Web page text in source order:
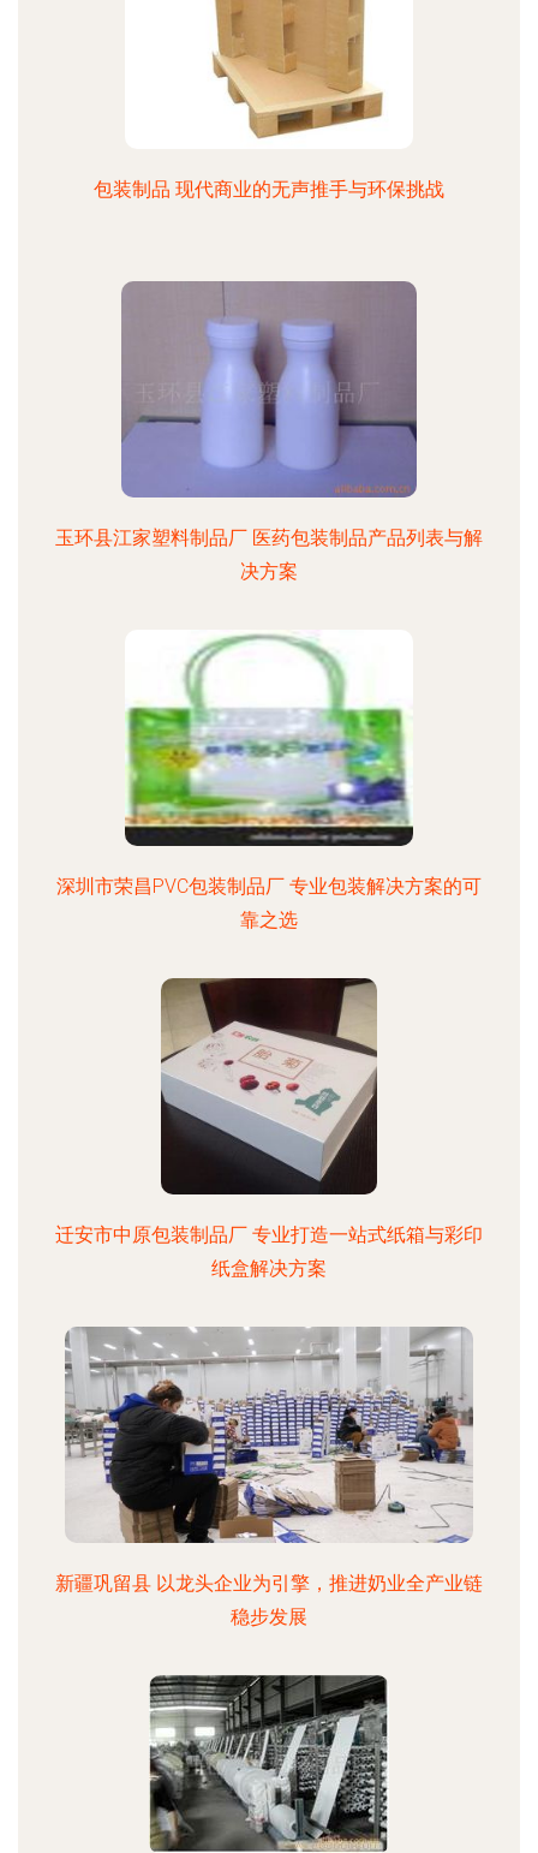
包装制品 现代商业的无声推手与环保挑战
玉环县江家塑料制品厂 医药包装制品产品列表与解
决方案
深圳市荣昌PVC包装制品厂 专业包装解决方案的可
靠之选
迁安市中原包装制品厂 专业打造一站式纸箱与彩印
纸盒解决方案
新疆巩留县 以龙头企业为引擎，推进奶业全产业链
稳步发展